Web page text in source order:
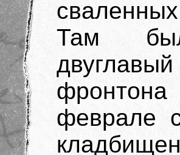
Там
феврале